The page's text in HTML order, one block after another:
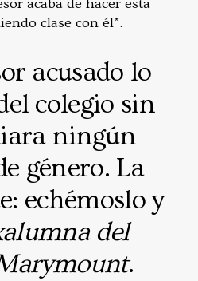
acaba de hacer esta
clase con él”.
acusado lo
colegio sin
ningún
género. La
echémoslo y
del
.